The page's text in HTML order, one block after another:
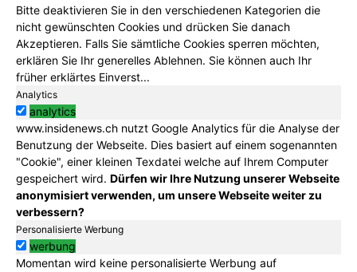
Bitte deaktivieren Sie in den verschiedenen Kategorien die
nicht gewünschten Cookies und drücken Sie danach
Akzeptieren. Falls Sie sämtliche Cookies sperren möchten,
erklären Sie Ihr generelles Ablehnen. Sie können auch Ihr
früher erklärtes Einverst...
Analytics
analytics
www.insidenews.ch nutzt Google Analytics für die Analyse der
Benutzung der Webseite. Dies basiert auf einem sogenannten
"Cookie", einer kleinen Texdatei welche auf Ihrem Computer
gespeichert wird. Dürfen wir Ihre Nutzung unserer Webseite
anonymisiert verwenden, um unsere Webseite weiter zu
verbessern?
Personalisierte Werbung
werbung
Momentan wird keine personalisierte Werbung auf